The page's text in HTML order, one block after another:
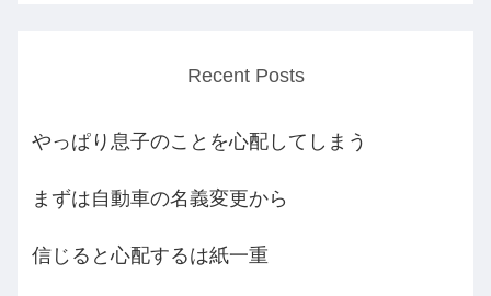
Recent Posts
やっぱり息子のことを心配してしまう
まずは自動車の名義変更から
信じると心配するは紙一重